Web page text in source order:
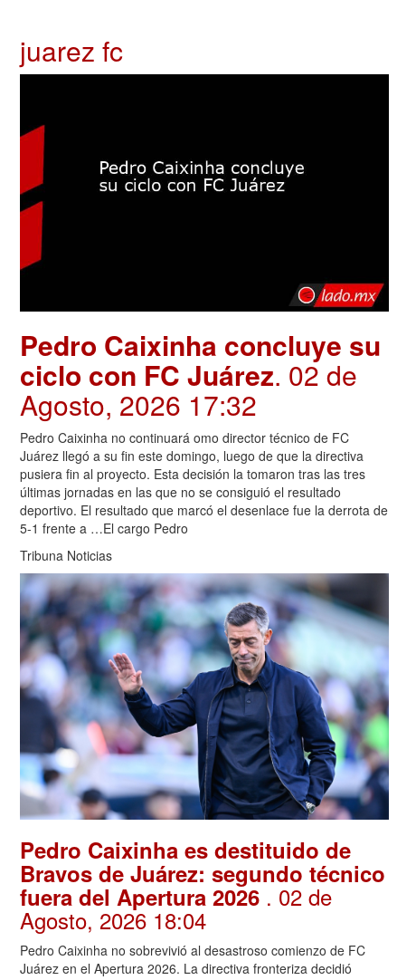
juarez fc
Pedro Caixinha concluye su
ciclo con FC Juárez. 02 de
Agosto, 2026 17:32
Pedro Caixinha no continuará omo director técnico de FC
Juárez llegó a su fin este domingo, luego de que la directiva
pusiera fin al proyecto. Esta decisión la tomaron tras las tres
últimas jornadas en las que no se consiguió el resultado
deportivo. El resultado que marcó el desenlace fue la derrota de
5-1 frente a …El cargo Pedro
Tribuna Noticias
Pedro Caixinha es destituido de
Bravos de Juárez: segundo técnico
fuera del Apertura 2026 . 02 de
Agosto, 2026 18:04
Pedro Caixinha no sobrevivió al desastroso comienzo de FC
Juárez en el Apertura 2026. La directiva fronteriza decidió